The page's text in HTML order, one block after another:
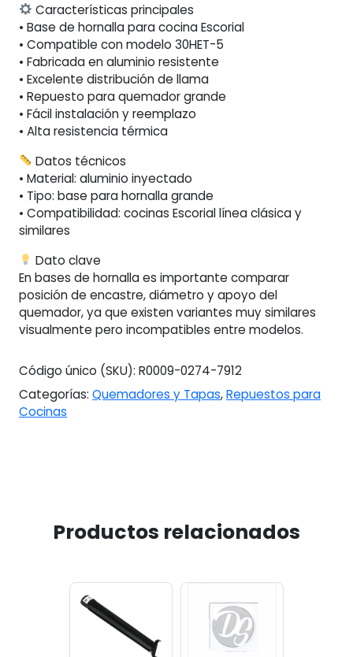
Características principales
• Base de hornalla para cocina Escorial
• Compatible con modelo 30HET-5
• Fabricada en aluminio resistente
• Excelente distribución de llama
• Repuesto para quemador grande
• Fácil instalación y reemplazo
• Alta resistencia térmica
Datos técnicos
• Material: aluminio inyectado
• Tipo: base para hornalla grande
• Compatibilidad: cocinas Escorial línea clásica y
similares
Dato clave
En bases de hornalla es importante comparar
posición de encastre, diámetro y apoyo del
quemador, ya que existen variantes muy similares
visualmente pero incompatibles entre modelos.
Código único (SKU): R0009-0274-7912
Categorías: Quemadores y Tapas,Repuestos para
Cocinas
Productos relacionados